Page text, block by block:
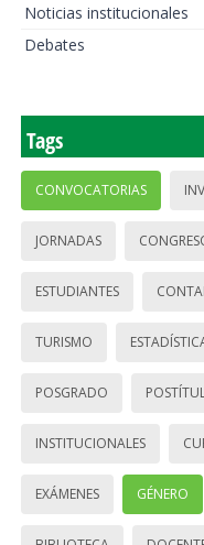
Noticias institucionales
Debates
Tags
CONVOCATORIAS
JORNADAS
ESTUDIANTES
TURISMO
POSGRADO
INSTITUCIONALES
EXÁMENES GÉNERO